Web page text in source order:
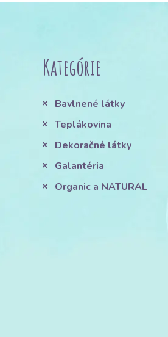
Kategórie
Bavlnené látky
Teplákovina
Dekoračné látky
Galantéria
Organic a NATURAL